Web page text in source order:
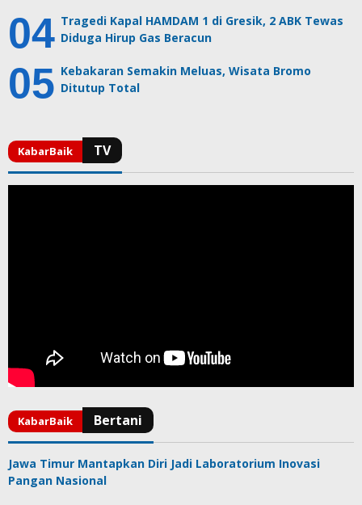
Tragedi Kapal HAMDAM 1 di Gresik, 2 ABK Tewas
Diduga Hirup Gas Beracun
Kebakaran Semakin Meluas, Wisata Bromo
Ditutup Total
Jawa Timur Mantapkan Diri Jadi Laboratorium Inovasi
Pangan Nasional